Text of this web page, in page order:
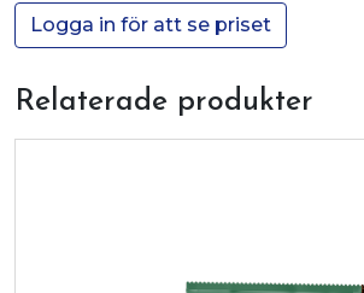
Logga in för att se priset
Relaterade produkter